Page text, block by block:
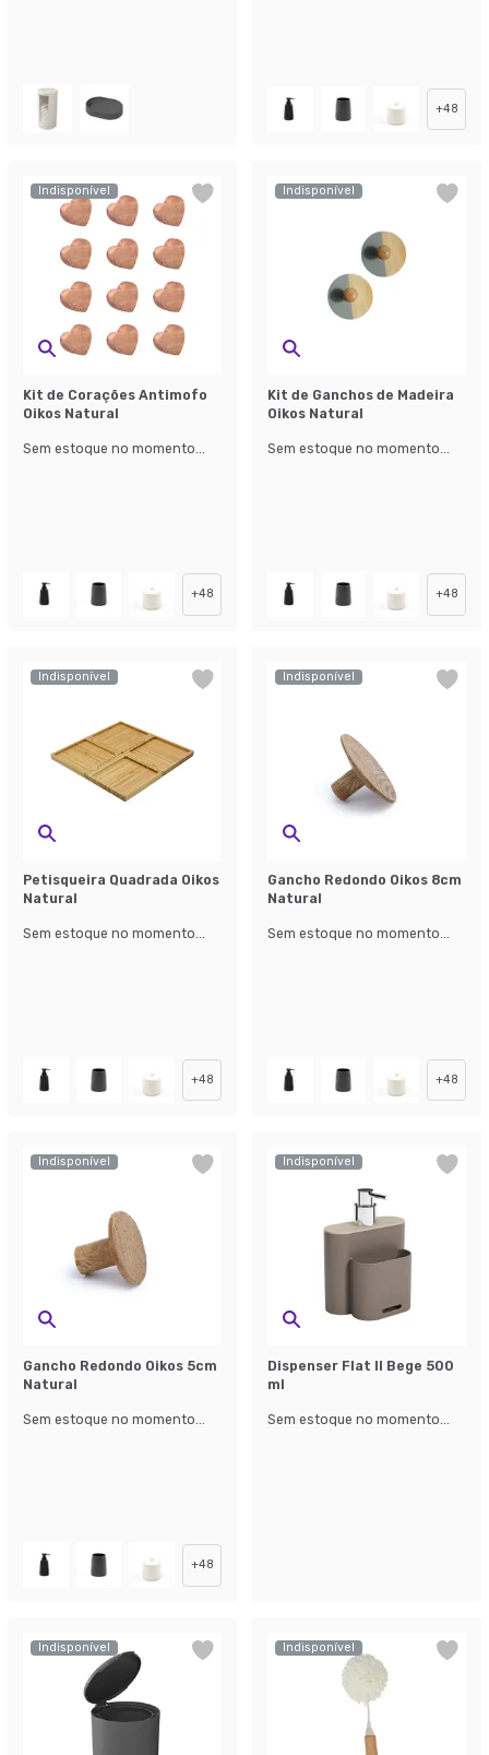
+48
Indisponível
Kit de Corações Antimofo
Oikos Natural
Sem estoque no momento...
+48
Indisponível
Kit de Ganchos de Madeira
Oikos Natural
Sem estoque no momento...
+48
Indisponível
Petisqueira Quadrada Oikos
Natural
Sem estoque no momento...
+48
Indisponível
Gancho Redondo Oikos 8cm
Natural
Sem estoque no momento...
+48
Indisponível
Gancho Redondo Oikos 5cm
Natural
Sem estoque no momento...
+48
Indisponível
Dispenser Flat II Bege 500
ml
Sem estoque no momento...
Indisponível Indisponível